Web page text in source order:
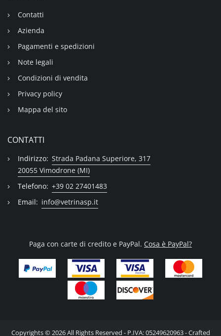
Contatti
Azienda
Pagamenti e spedizioni
Note legali
Condizioni di vendita
Privacy policy
Mappa del sito
CONTATTI
Indirizzo: Strada Padana Superiore, 317
20055 Vimodrone (MI)
Telefono: +39 02 27401483
Email: info@vetrinasp.it
Paga con carte di credito e PayPal. Cosa è PayPal?
Copyrights © 2026 All Rights Reserved - P.IVA: 05249620963 - Crafted